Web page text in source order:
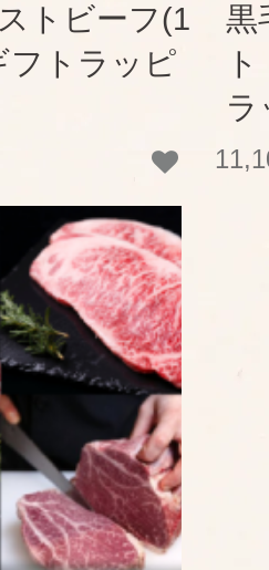
トビーフ(1
フトラッピ
黒
ラ